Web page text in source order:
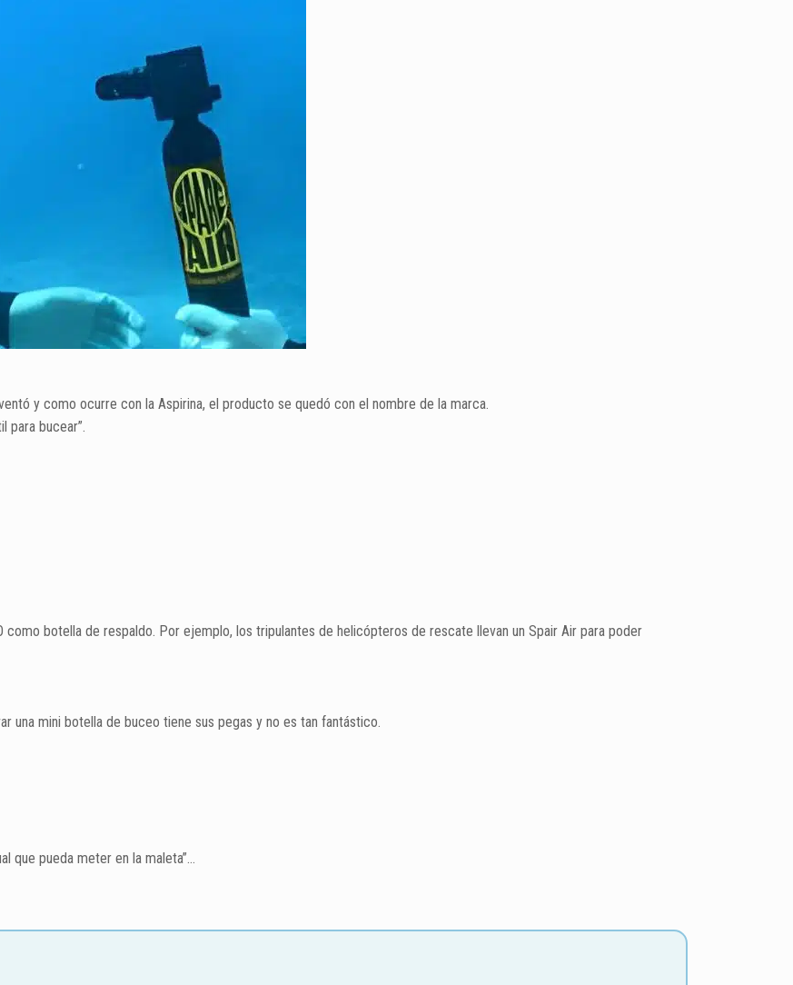
y como ocurre con la Aspirina, el producto se quedó con el nombre de la marca.
para bucear”.
botella de respaldo. Por ejemplo, los tripulantes de helicópteros de rescate llevan un Spair Air para poder
una mini botella de buceo tiene sus pegas y no es tan fantástico.
que pueda meter en la maleta”…